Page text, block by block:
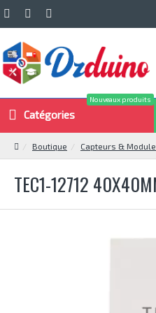
Catégories
Nouveaux produits
Boutique Capteurs &
TEC1-12712